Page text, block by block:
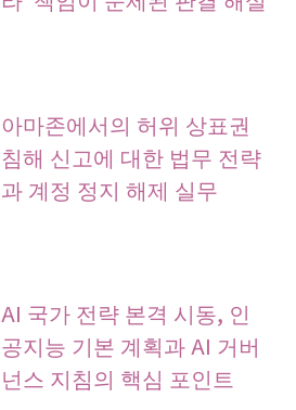
아마존에서의 허위 상표권
침해 신고에 대한 법무 전략
과 계정 정지 해제 실무
AI 국가 전략 본격 시동, 인
공지능 기본 계획과 AI 거버
넌스 지침의 핵심 포인트